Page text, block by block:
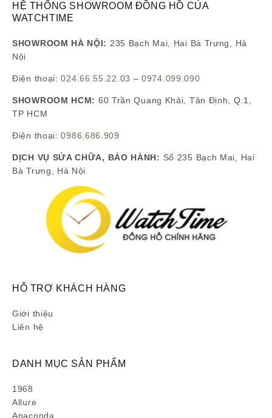
HỆ THỐNG SHOWROOM ĐỒNG HỒ CỦA
WATCHTIME
SHOWROOM HÀ NỘI: 235 Bạch Mai, Hai Bà Trưng, Hà
Nội
Điện thoại:024.66.55.22.03 –0974.099.090
SHOWROOM HCM: 60 Trần Quang Khải, Tân Định, Q.1,
TP HCM
Điện thoại:0986.686.909
DỊCH VỤ SỬA CHỮA, BẢO HÀNH: Số 235 Bạch Mai, Hai
Bà Trưng, Hà Nội
HỖ TRỢ KHÁCH HÀNG
Giới thiệu
Liên hệ
DANH MỤC SẢN PHẨM
1968
Allure
Anaconda